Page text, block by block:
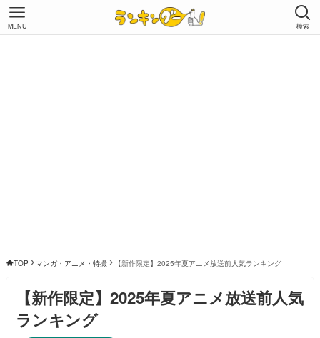
検索
MENU
TOP マンガ・アニメ・特撮 【新作限定】2025年夏アニメ放送前人気ランキング
【新作限定】2025年夏アニメ放送前人気
ランキング